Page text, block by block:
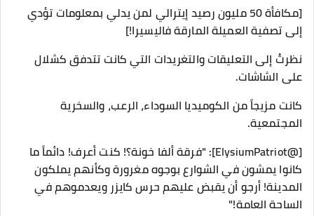
​[مكافأة 50 مليون رصيد إيترالي لمن يدلي بمعلومات تؤدي
إلى تصفية العميلة المارقة فاليسيرا!]
​نظرتُ إلى التعليقات والتغريدات التي كانت تتدفق كشلال
على الشاشات.
كانت مزيجاً من الكوميديا السوداء، الرعب، والسخرية
المجتمعية.
​[@ElysiumPatriot]: "فرقة ألفا خونة؟! كنت أعرف! دائماً ما
كانوا يمشون في الشوارع بوجوه مغرورة وكأنهم يملكون
المدينة! أرجو أن يقبض عليهم حرس كايزر ويعدموهم في
الساحة العامة!"